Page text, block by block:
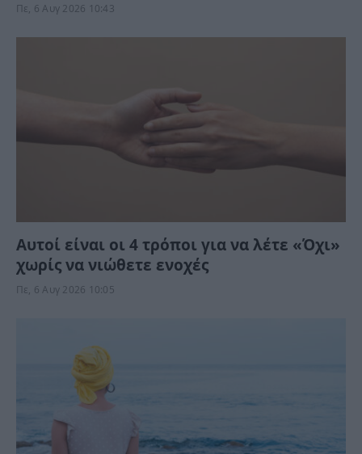
Πε, 6 Αυγ 2026 10:43
Αυτοί είναι οι 4 τρόποι για να λέτε «Όχι»
χωρίς να νιώθετε ενοχές
Πε, 6 Αυγ 2026 10:05